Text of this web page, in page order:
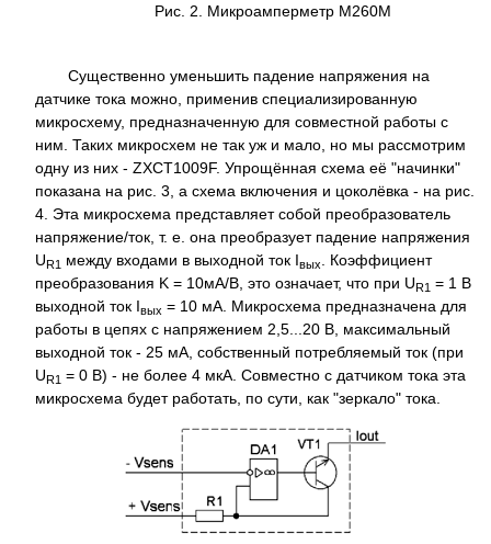
Рис. 2. Микроамперметр М260М
Существенно уменьшить падение напряжения на
датчике тока можно, применив специализированную
микросхему, предназначенную для совместной работы с
ним. Таких микросхем не так уж и мало, но мы рассмотрим
одну из них - ZXCT1009F. Упрощённая схема её "начинки"
показана на рис. 3, а схема включения и цоколёвка - на рис.
4. Эта микросхема представляет собой преобразователь
напряжение/ток, т. е. она преобразует падение напряжения
UR1 между входами в выходной ток Iвых
. Коэффициент
преобразования K = 10мА/В, это означает, что при UR1 = 1 В
выходной ток Iвых = 10 мА. Микросхема предназначена для
работы в цепях с напряжением 2,5...20 В, максимальный
выходной ток - 25 мА, собственный потребляемый ток (при
UR1 = 0 В) - не более 4 мкА. Совместно с датчиком тока эта
микросхема будет работать, по сути, как "зеркало" тока.